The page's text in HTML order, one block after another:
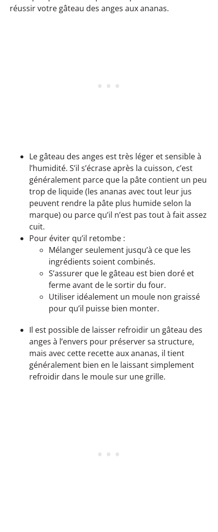
réussir votre gâteau des anges aux ananas.
Le gâteau des anges est très léger et sensible à
l’humidité. S’il s’écrase après la cuisson, c’est
généralement parce que la pâte contient un peu
trop de liquide (les ananas avec tout leur jus
peuvent rendre la pâte plus humide selon la
marque) ou parce qu’il n’est pas tout à fait assez
cuit.
Pour éviter qu’il retombe :
Mélanger seulement jusqu’à ce que les
ingrédients soient combinés.
S’assurer que le gâteau est bien doré et
ferme avant de le sortir du four.
Utiliser idéalement un moule non graissé
pour qu’il puisse bien monter.
Il est possible de laisser refroidir un gâteau des
anges à l’envers pour préserver sa structure,
mais avec cette recette aux ananas, il tient
généralement bien en le laissant simplement
refroidir dans le moule sur une grille.